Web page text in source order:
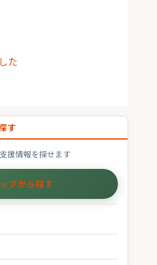
た
す
援情報を探せます
プから探す